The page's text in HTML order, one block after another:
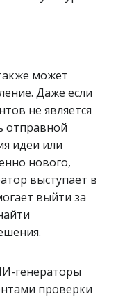
может
Даже если
не является
отправной
идеи или
нового,
выступает в
выйти за
генераторы
проверки